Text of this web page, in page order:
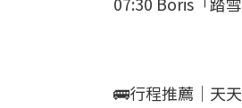
🚌行程推薦｜天